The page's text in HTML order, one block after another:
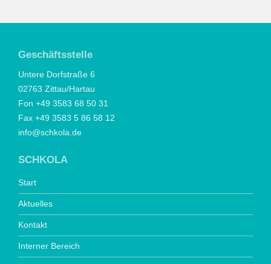
Geschäftsstelle
Untere Dorfstraße 6
02763 Zittau/Hartau
Fon +49 3583 68 50 31
Fax +49 3583 5 86 58 12
info@schkola.de
SCHKOLA
Start
Aktuelles
Kontakt
Interner Bereich